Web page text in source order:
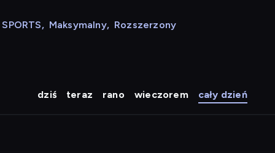
, Maksymalny, Rozszerzony
dziś teraz rano wieczorem cały dzień